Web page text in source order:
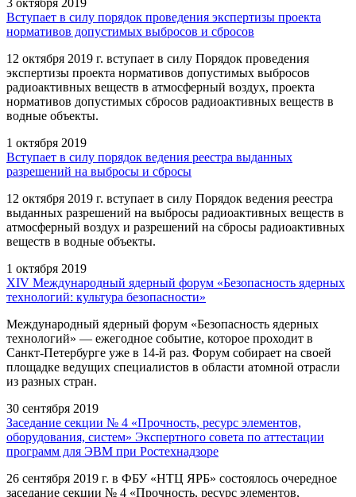
3 октября 2019
Вступает в силу порядок проведения экспертизы проекта
нормативов допустимых выбросов и сбросов
12 октября 2019 г. вступает в силу Порядок проведения
экспертизы проекта нормативов допустимых выбросов
радиоактивных веществ в атмосферный воздух, проекта
нормативов допустимых сбросов радиоактивных веществ в
водные объекты.
1 октября 2019
Вступает в силу порядок ведения реестра выданных
разрешений на выбросы и сбросы
12 октября 2019 г. вступает в силу Порядок ведения реестра
выданных разрешений на выбросы радиоактивных веществ в
атмосферный воздух и разрешений на сбросы радиоактивных
веществ в водные объекты.
1 октября 2019
XIV Международный ядерный форум «Безопасность ядерных
технологий: культура безопасности»
Международный ядерный форум «Безопасность ядерных
технологий» — ежегодное событие, которое проходит в
Санкт-Петербурге уже в 14-й раз. Форум собирает на своей
площадке ведущих специалистов в области атомной отрасли
из разных стран.
30 сентября 2019
Заседание секции № 4 «Прочность, ресурс элементов,
оборудования, систем» Экспертного совета по аттестации
программ для ЭВМ при Ростехнадзоре
26 сентября 2019 г. в ФБУ «НТЦ ЯРБ» состоялось очередное
заседание секции № 4 «Прочность, ресурс элементов,